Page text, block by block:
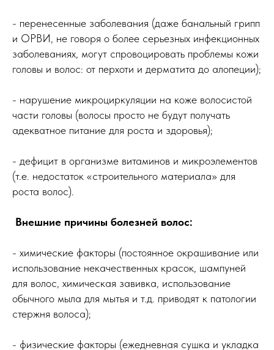
- перенесенные заболевания (даже банальный грипп
и ОРВИ, не говоря о более серьезных инфекционных
заболеваниях, могут спровоцировать проблемы кожи
головы и волос: от перхоти и дерматита до алопеции);
- нарушение микроциркуляции на коже волосистой
части головы (волосы просто не будут получать
адекватное питание для роста и здоровья);
- дефицит в организме витаминов и микроэлементов
(т.е. недостаток «строительного материала» для
роста волос).
Внешние причины болезней волос:
- химические факторы (постоянное окрашивание или
использование некачественных красок, шампуней
для волос, химическая завивка, использование
обычного мыла для мытья и т.д. приводят к патологии
стержня волоса);
- физические факторы (ежедневная сушка и укладка